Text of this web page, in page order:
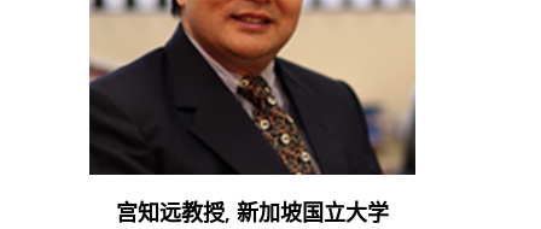
宫知远教授, 新加坡国立大学